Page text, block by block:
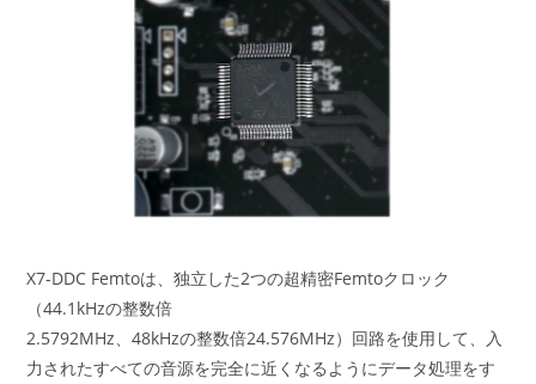
X7-DDC Femtoは、独立した2つの超精密Femtoクロック
（44.1kHzの整数倍
2.5792MHz、48kHzの整数倍24.576MHz）回路を使用して、入
力されたすべての音源を完全に近くなるようにデータ処理をす